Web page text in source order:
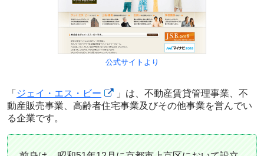
公式サイトより
「 ジェイ・エス・ビー
」は、不動産賃貸管理事業、不
動産販売事業、高齢者住宅事業及びその他事業を営んでい
る企業です。